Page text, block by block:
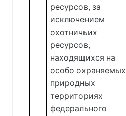
ресурсов, за
исключением
охотничьих
ресурсов,
находящихся на
особо охраняемых
природных
территориях
федерального